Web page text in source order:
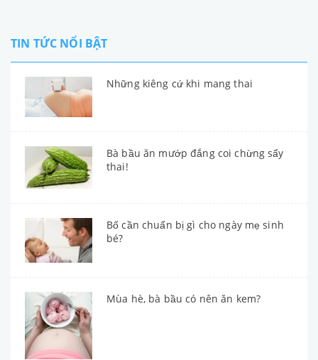
TIN TỨC NỔI BẬT
Những kiêng cứ khi mang thai
Bà bầu ăn mướp đắng coi chừng sẩy
thai!
Bố cần chuẩn bị gì cho ngày mẹ sinh
bé?
Mùa hè, bà bầu có nên ăn kem?